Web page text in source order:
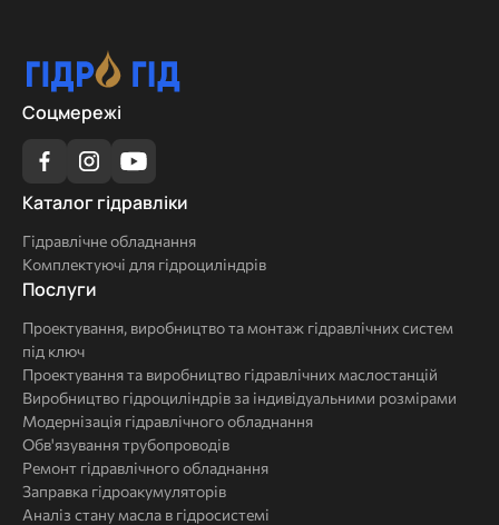
Соцмережі
Каталог
Каталог гідравліки
Гідравлічне обладнання
Комплектуючі для гідроциліндрів
Послуги
Послуги
Проектування, виробництво та монтаж гідравлічних систем
під ключ
Проектування та виробництво гідравлічних маслостанцій
Виробництво гідроциліндрів за індивідуальними розмірами
Модернізація гідравлічного обладнання
Обв'язування трубопроводів
Ремонт гідравлічного обладнання
Заправка гідроакумуляторів
Аналіз стану масла в гідросистемі